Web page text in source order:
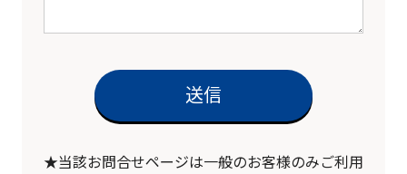
★当該お問合せページは一般のお客様のみご利用